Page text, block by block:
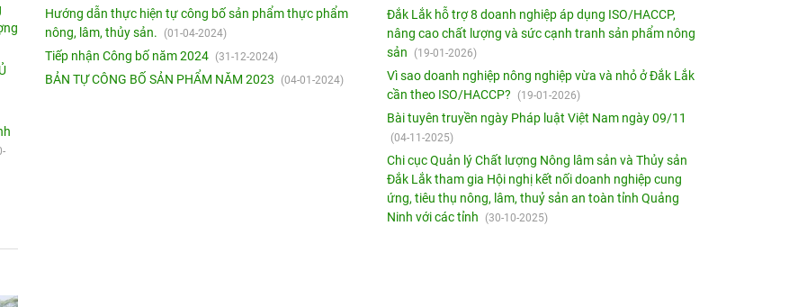
Hướng dẫn thực hiện tự công bố sản phẩm thực phẩm
nông, lâm, thủy sản.
(01-04-2024)
Tiếp nhận Công bố năm 2024 (31-12-2024)
BẢN TỰ CÔNG BỐ SẢN PHẨM NĂM 2023 (04-01-2024)
Đắk Lắk hỗ trợ 8 doanh nghiệp áp dụng ISO/HACCP,
nâng cao chất lượng và sức cạnh tranh sản phẩm nông
sản
(19-01-2026)
Vì sao doanh nghiệp nông nghiệp vừa và nhỏ ở Đắk Lắk
cần theo ISO/HACCP?
(19-01-2026)
Bài tuyên truyền ngày Pháp luật Việt Nam ngày 09/11
(04-11-2025)
Chi cục Quản lý Chất lượng Nông lâm sản và Thủy sản
Đắk Lắk tham gia Hội nghị kết nối doanh nghiệp cung
ứng, tiêu thụ nông, lâm, thuỷ sản an toàn tỉnh Quảng
Ninh với các tỉnh
(30-10-2025)